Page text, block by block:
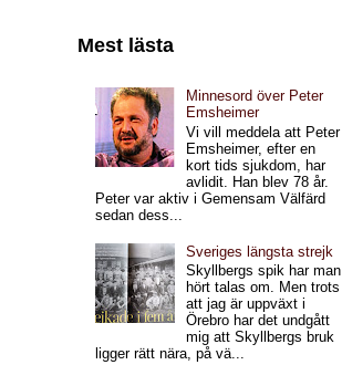
Mest lästa
Minnesord över Peter
Emsheimer
Vi vill meddela att Peter
Emsheimer, efter en
kort tids sjukdom, har
avlidit. Han blev 78 år.
Peter var aktiv i Gemensam Välfärd
sedan dess...
Sveriges längsta strejk
Skyllbergs spik har man
hört talas om. Men trots
att jag är uppväxt i
Örebro har det undgått
mig att Skyllbergs bruk
ligger rätt nära, på vä...